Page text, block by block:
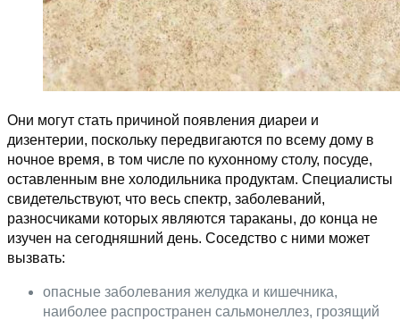
Они могут стать причиной появления диареи и
дизентерии, поскольку передвигаются по всему дому в
ночное время, в том числе по кухонному столу, посуде,
оставленным вне холодильника продуктам. Специалисты
свидетельствуют, что весь спектр, заболеваний,
разносчиками которых являются тараканы, до конца не
изучен на сегодняшний день. Соседство с ними может
вызвать:
опасные заболевания желудка и кишечника,
наиболее распространен сальмонеллез, грозящий